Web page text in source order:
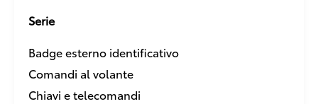
Serie
Badge esterno identificativo
Comandi al volante
Chiavi e telecomandi